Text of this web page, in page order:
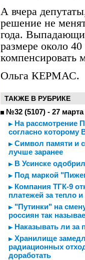
А вчера
решение не
года.
размере около
компенсировать
Ольга КЕРМАС.
ТАКЖЕ В РУБРИКЕ
№32 (5107) - 27 марта
На рассмотрение
согласно которому
Символ памяти и
лучше заранее
В Усинске
Под маркой
Компания ТГК-9
платежей за тепло
"Путинки" на
россиян так
Наказывать ли за
Хранилище
радиационных
доработать